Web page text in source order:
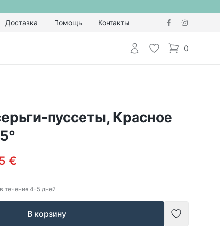
Доставка Помощь Контакты
Авторизоваться
Избранное
0
items in cart,
пуссеты, Красное
€
течение4-5 дней
В корзину
Добавить